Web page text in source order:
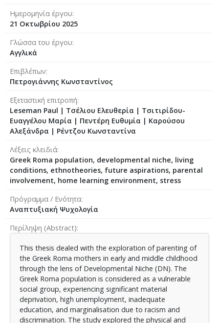
Ημερομηνία έργου
21 Οκτωβρίου 2025
Γλώσσα του έργου
Αγγλικά
Επιβλέπων
Πετρογιάννης Κωνσταντίνος
Εξεταστική επιτροπή
Leseman Paul | Τσέλιου Ελευθερία | Τσιτιρίδου-
Ευαγγέλου Μαρία | Πεντέρη Ευθυμία | Καρούσου
Αλεξάνδρα | Ρέντζου Κωνσταντίνα
Λέξεις κλειδιά
Greek Roma population, developmental niche, living
conditions, ethnotheories, future aspirations, parental
involvement, home learning environment, stress
Πρόγραμμα / Ενότητα
Αναπτυξιακή Ψυχολογία
Περίληψη (Abstract)
This thesis dealed with the exploration of parenting of
the Greek Roma mothers in early and middle childhood
through the lens of Developmental Niche (DN). The
Greek Roma population is considered as a vulnerable
social group, experiencing significant material
deprivation, high unemployment, inadequate
education, and marginalisation due to racism and
discrimination. The study explored the physical and